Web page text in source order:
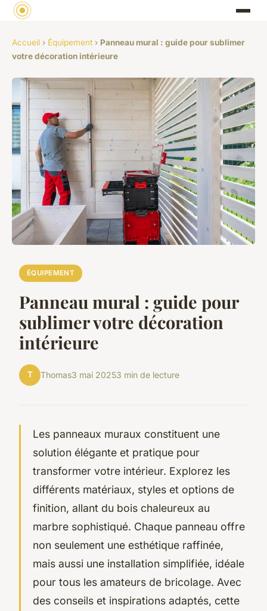
Accueil › Équipement › Panneau mural : guide pour sublimer
votre décoration intérieure
ÉQUIPEMENT
Panneau mural : guide pour
sublimer votre décoration
intérieure
T Thomas3 mai 20253 min de lecture
Les panneaux muraux constituent une
solution élégante et pratique pour
transformer votre intérieur. Explorez les
différents matériaux, styles et options de
finition, allant du bois chaleureux au
marbre sophistiqué. Chaque panneau offre
non seulement une esthétique raffinée,
mais aussi une installation simplifiée, idéale
pour tous les amateurs de bricolage. Avec
des conseils et inspirations adaptés, cette